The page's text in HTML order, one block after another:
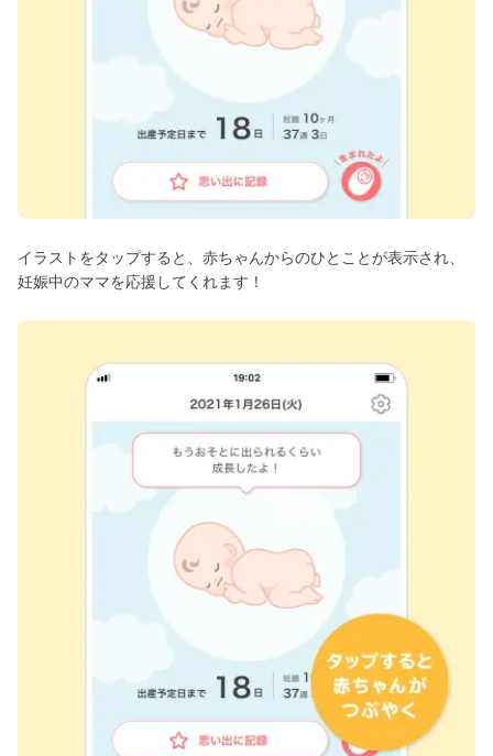
イラストをタップすると、赤ちゃんからのひとことが表示され、
妊娠中のママを応援してくれます！